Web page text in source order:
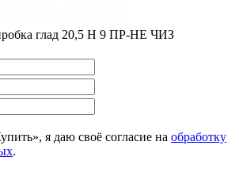
глад 20,5 H 9 ПР-НЕ ЧИЗ
я даю своё согласие на обработку
.